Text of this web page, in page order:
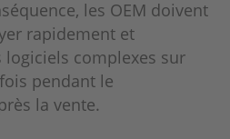
les OEM doivent
rapidement et
complexes sur
pendant le
la vente.